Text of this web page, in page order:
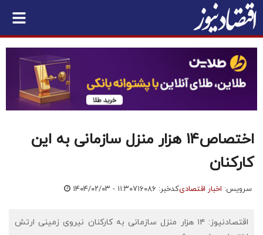
اختصاص۱۴ هزار منزل سازمانی به این
کارکنان
سرویس: اخبار اقتصادیکدخبر: ۷۱۶۰۸۶ ۱۴۰۴/۰۲/۰۳ - ۱۱:۳۰
اقتصادنیوز: ۱۴ هزار منزل سازمانی به کارکنان نیروی زمینی ارتش